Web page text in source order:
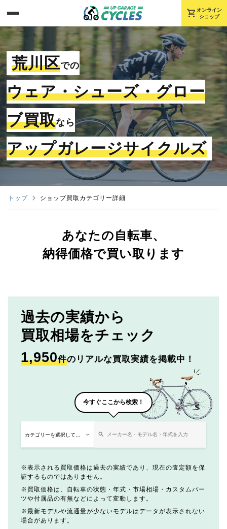
shopping_cart オンライン
ショップ
荒川区での
ウェア・シューズ・グロー
ブ買取なら
アップガレージサイクルズ
トップ ショップ買取カテゴリー詳細
あなたの自転車、
納得価格で買い取ります
過去の実績から
買取相場をチェック
1,950件のリアルな買取実績を掲載中！
今すぐここから検索！
表示される買取価格は過去の実績であり、現在の査定額を保
証するものではありません。
買取価格は、自転車の状態・年式・市場相場・カスタムパー
ツや付属品の有無などによって変動します。
最新モデルや流通量が少ないモデルはデータが表示されない
場合があります。